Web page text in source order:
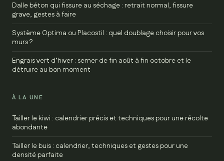
Dalle béton qui fissure au séchage : retrait normal, fissure
grave, gestes à faire
Système Optima ou Placostil : quel doublage choisir pour vos
murs ?
Engrais vert d’hiver : semer de fin août à fin octobre et le
détruire au bon moment
À LA UNE
Tailler le kiwi : calendrier précis et techniques pour une récolte
abondante
Tailler le buis : calendrier, techniques et gestes pour une
densité parfaite